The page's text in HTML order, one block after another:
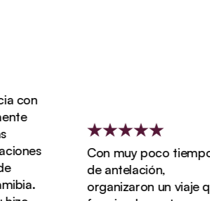
Con muy poco tiempo
de antelación,
organizaron un viaje que